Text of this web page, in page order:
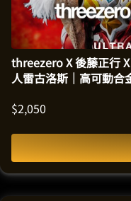
threezero X 後藤正行
人雷古洛斯｜高可動合
$2,050